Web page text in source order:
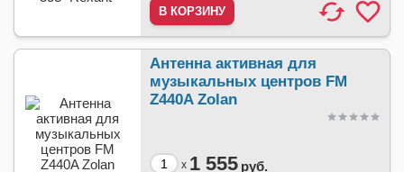
Антенна активная для
музыкальных центров FM
Z440A Zolan
x 1 555 руб.